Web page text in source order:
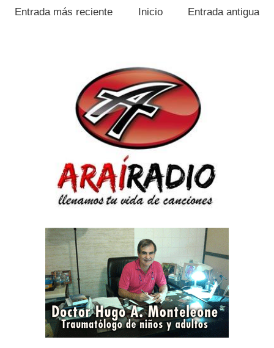
Entrada más reciente Entrada antigua
Inicio